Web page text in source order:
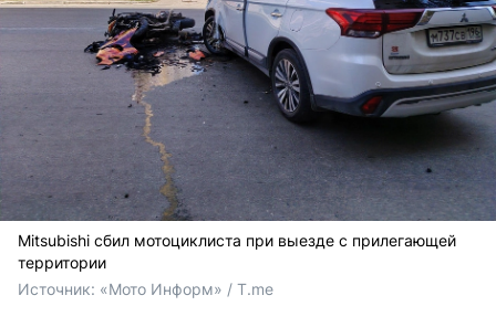
Mitsubishi сбил мотоциклиста при выезде с прилегающей
территории
Источник: «Мото Информ» / T.me